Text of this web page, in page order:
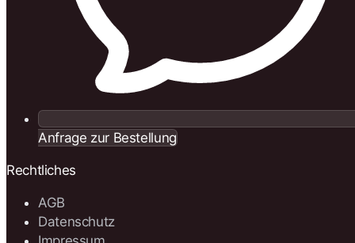
Anfrage zur Bestellung
Rechtliches
AGB
Datenschutz